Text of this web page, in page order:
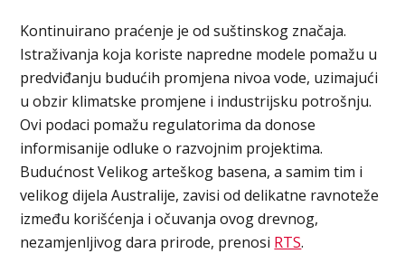
Kontinuirano praćenje je od suštinskog značaja.
Istraživanja koja koriste napredne modele pomažu u
predviđanju budućih promjena nivoa vode, uzimajući
u obzir klimatske promjene i industrijsku potrošnju.
Ovi podaci pomažu regulatorima da donose
informisanije odluke o razvojnim projektima.
Budućnost Velikog arteškog basena, a samim tim i
velikog dijela Australije, zavisi od delikatne ravnoteže
između korišćenja i očuvanja ovog drevnog,
nezamjenljivog dara prirode, prenosi RTS.